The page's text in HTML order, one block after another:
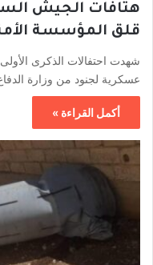
هتافات الجيش
قلق المؤسسة
شهدت احتفالات الذكرى
عسكرية لجنود من وزارة
أكمل القراءة »